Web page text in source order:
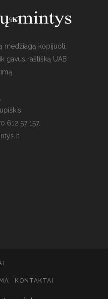
medžiagą kopijuoti,
gavus raštišką UAB
612 57 157.
KONTAKTAI